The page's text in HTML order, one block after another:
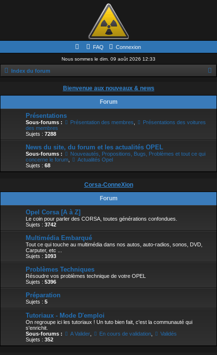
FAQ Connexion
Nous sommes le dim. 09 août 2026 12:33
Index du forum
c
Bienvenue aux nouveaux & news
Forum
Présentations
Sous-forums : Présentation des membres
Présentations des voitures
des membres
Sujets : 7288
News du site, du forum et les actualités OPEL
Sous-forums :
Nouveautés, Propositions, Bugs, Problèmes et tout ce qui
concerne le forum
Actualités Opel
Sujets : 68
Corsa-ConneXion
Forum
Opel Corsa [A à Z]
Le coin pour parler des CORSA, toutes générations confondues.
Sujets : 3742
Multimédia Embarqué
Tout ce qui touche au multimédia dans nos autos, auto-radios, sonos, DVD,
Carputer, etc ...
Sujets : 1093
Problèmes Techniques
Résoudre vos problèmes technique de votre OPEL
Sujets : 5396
Préparation
Sujets : 5
Tutoriaux - Mode D'emploi
On regroupe ici les tutoriaux ! Un tuto bien fait, c'est la communauté qui
s'enrichit.
Sous-forums :
A Valider, En cours de validation,
Validés
Sujets : 352